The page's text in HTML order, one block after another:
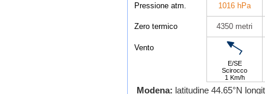
Pressione atm. 1016 hPa
Zero termico 4350 metri
Vento
E/SE
Scirocco
1 Km/h
Modena: latitudine 44.65°N